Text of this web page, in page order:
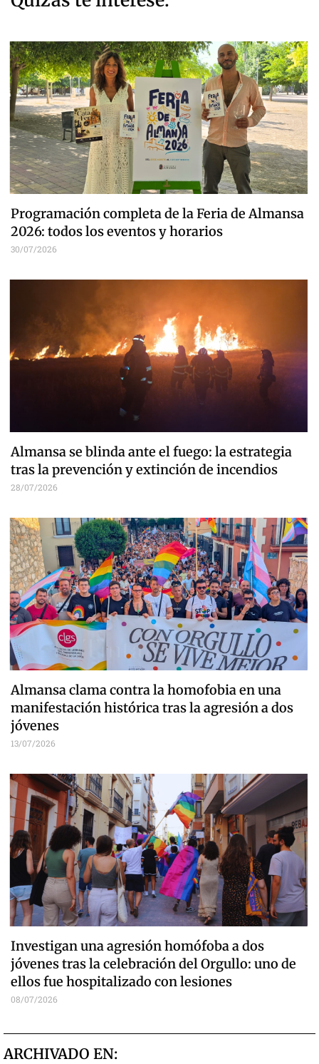
Programación completa de la Feria de Almansa
2026: todos los eventos y horarios
30/07/2026
Almansa se blinda ante el fuego: la estrategia
tras la prevención y extinción de incendios
28/07/2026
Almansa clama contra la homofobia en una
manifestación histórica tras la agresión a dos
jóvenes
13/07/2026
Investigan una agresión homófoba a dos
jóvenes tras la celebración del Orgullo: uno de
ellos fue hospitalizado con lesiones
08/07/2026
ARCHIVADO EN: